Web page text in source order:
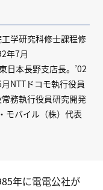
学研究科修士課程修
年7月
日本長野支店長。’02
NTTドコモ執行役員
務執行役員研究開発
モバイル（株）代表
年に電電公社が